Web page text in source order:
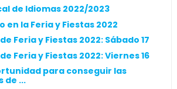
de Idiomas 2022/2023
en la Feria y Fiestas 2022
Feria y Fiestas 2022: Sábado 17
Feria y Fiestas 2022: Viernes 16
para conseguir las
de ...